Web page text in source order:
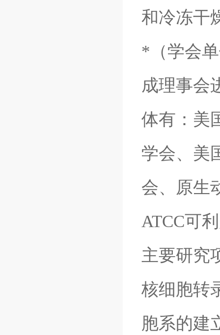
和冷冻干
*（学会
成理事会
体有：美
学会、美
会、原生
ATCC可
主要研究
核细胞转
胞系的建